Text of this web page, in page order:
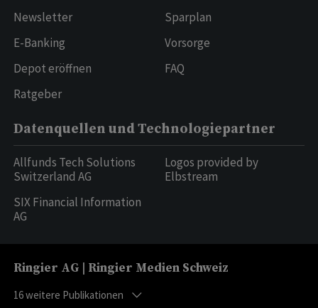
Newsletter
E-Banking
Depot eröffnen
Ratgeber
Sparplan
Vorsorge
FAQ
Datenquellen und Technologiepartner
Allfunds Tech Solutions
Switzerland AG
SIX Financial Information
AG
Logos provided by
Elbstream
Ringier AG | Ringier Medien Schweiz
16weitere Publikationen